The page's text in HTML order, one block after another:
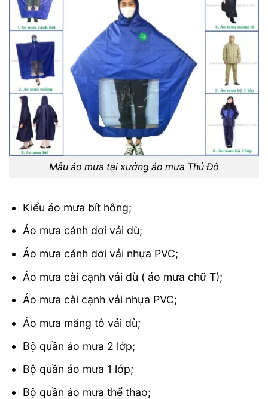
Mẫu áo mưa tại xưởng áo mưa Thủ Đô
Kiểu áo mưa bít hông;
Áo mưa cánh dơi vải dù;
Áo mưa cánh dơi vải nhựa PVC;
Áo mưa cài cạnh vải dù ( áo mưa chữ T);
Áo mưa cài cạnh vải nhựa PVC;
Áo mưa măng tô vải dù;
Bộ quần áo mưa 2 lớp;
Bộ quần áo mưa 1 lớp;
Bộ quần áo mưa thể thao;